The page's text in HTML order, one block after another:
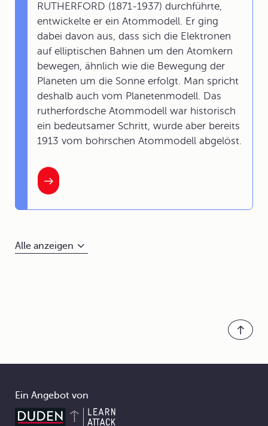
RUTHERFORD (1871-1937) durchführte,
entwickelte er ein Atommodell. Er ging
dabei davon aus, dass sich die Elektronen
auf elliptischen Bahnen um den Atomkern
bewegen, ähnlich wie die Bewegung der
Planeten um die Sonne erfolgt. Man spricht
deshalb auch vom Planetenmodell. Das
rutherfordsche Atommodell war historisch
ein bedeutsamer Schritt, wurde aber bereits
1913 vom bohrschen Atommodell abgelöst.
Alle anzeigen
Ein Angebot von